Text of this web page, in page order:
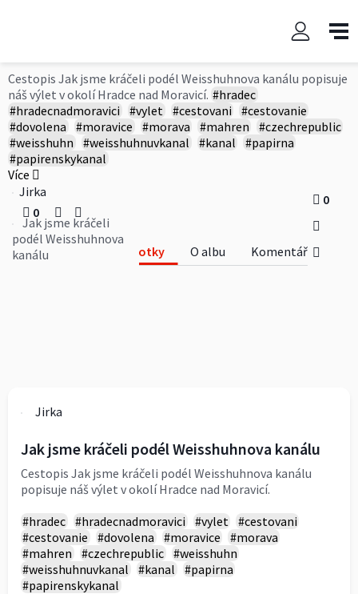
Cestopis Jak jsme kráčeli podél Weisshuhnova kanálu popisuje
náš výlet v okolí Hradce nad Moravicí. #hradec
#hradecnadmoravici
#vylet #cestovani
#cestovanie
#dovolena
#moravice #morava #mahren
#czechrepublic
#weisshuhn
#weisshuhnuvkanal #kanal
#papirna
#papirenskykanal
Více
Jirka
0
Jak jsme kráčeli
podél Weisshuhnova
kanálu
Fotky O albu Komentáře
0
Jirka
Jak jsme kráčeli podél Weisshuhnova kanálu
Cestopis Jak jsme kráčeli podél Weisshuhnova kanálu
popisuje náš výlet v okolí Hradce nad Moravicí.
#hradec
#hradecnadmoravici #vylet
#cestovani
#cestovanie
#dovolena #moravice
#morava
#mahren
#czechrepublic #weisshuhn
#weisshuhnuvkanal
#kanal
#papirna
#papirenskykanal